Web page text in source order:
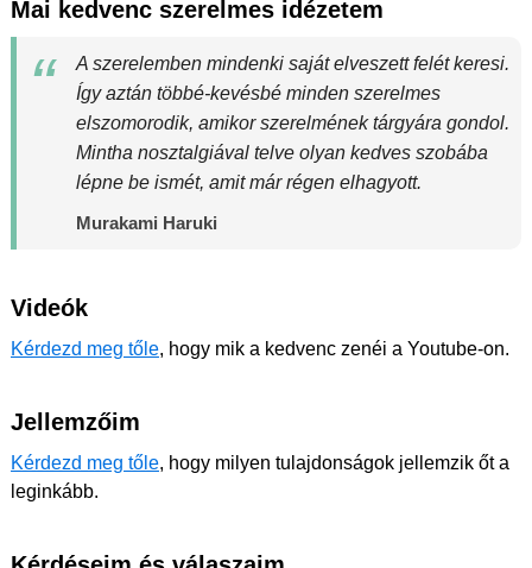
Mai kedvenc szerelmes idézetem
A szerelemben mindenki saját elveszett felét keresi.
Így aztán többé-kevésbé minden szerelmes
elszomorodik, amikor szerelmének tárgyára gondol.
Mintha nosztalgiával telve olyan kedves szobába
lépne be ismét, amit már régen elhagyott.
Murakami Haruki
Videók
Kérdezd meg tőle, hogy mik a kedvenc zenéi a Youtube-on.
Jellemzőim
Kérdezd meg tőle, hogy milyen tulajdonságok jellemzik őt a
leginkább.